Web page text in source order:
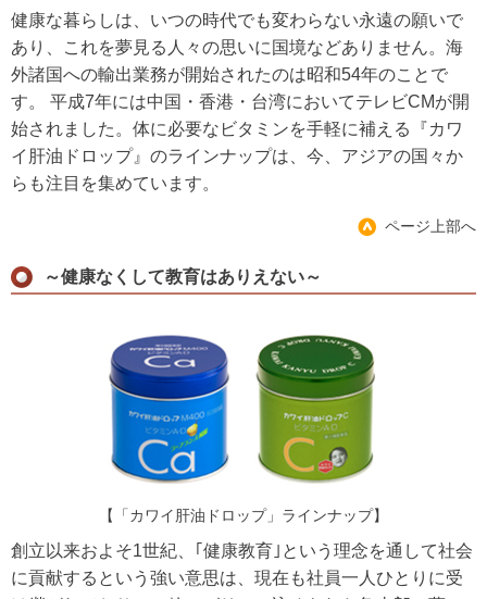
健康な暮らしは、いつの時代でも変わらない永遠の願いで
あり、これを夢見る人々の思いに国境などありません。海
外諸国への輸出業務が開始されたのは昭和54年のことで
す。 平成7年には中国・香港・台湾においてテレビCMが開
始されました。体に必要なビタミンを手軽に補える『カワ
イ肝油ドロップ』のラインナップは、今、アジアの国々か
らも注目を集めています。
ページ上部へ
～健康なくして教育はありえない～
【「カワイ肝油ドロップ」ラインナップ】
創立以来およそ1世紀、｢健康教育｣という理念を通して社会
に貢献するという強い意思は、現在も社員一人ひとりに受